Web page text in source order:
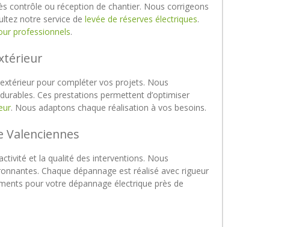
contrôle ou réception de chantier. Nous corrigeons
notre service de levée de réserves électriques.
professionnels.
pour compléter vos projets. Nous
Ces prestations permettent d’optimiser
. Nous adaptons chaque réalisation à vos besoins.
et la qualité des interventions. Nous
Chaque dépannage est réalisé avec rigueur
pour votre dépannage électrique près de